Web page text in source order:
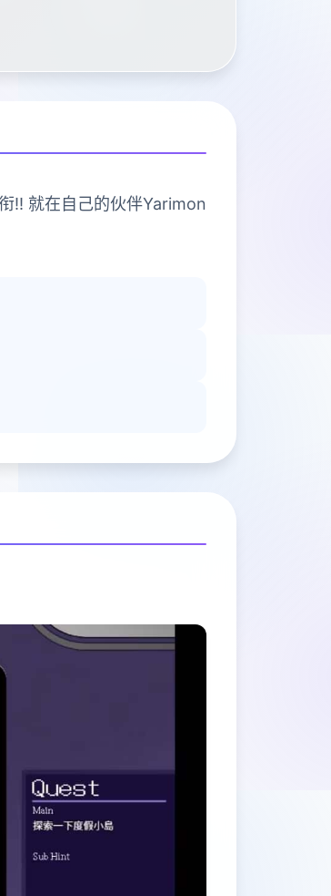
!! 就在自己的伙伴Yarimon